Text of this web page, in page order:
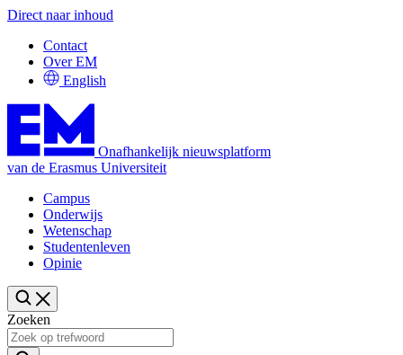
Direct naar inhoud
Contact
Over EM
English
Onafhankelijk nieuwsplatform
van de Erasmus Universiteit
Campus
Onderwijs
Wetenschap
Studentenleven
Opinie
Zoeken